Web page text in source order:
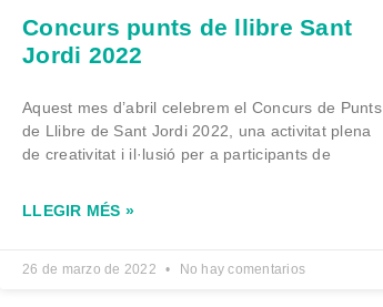
Concurs punts de llibre Sant
Jordi 2022
Aquest mes d’abril celebrem el Concurs de Punts
de Llibre de Sant Jordi 2022, una activitat plena
de creativitat i il·lusió per a participants de
LLEGIR MÉS »
26 de marzo de 2022 No hay comentarios